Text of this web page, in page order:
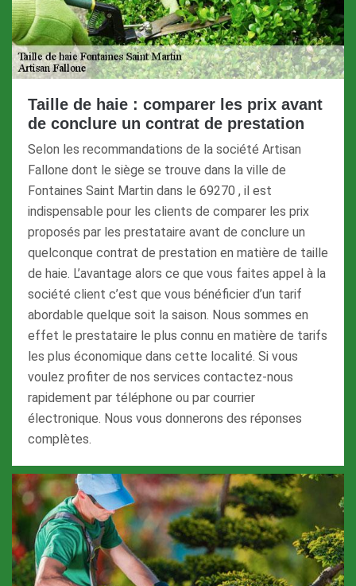
Taille de haie : comparer les prix avant
de conclure un contrat de prestation
Selon les recommandations de la société Artisan
Fallone dont le siège se trouve dans la ville de
Fontaines Saint Martin dans le 69270 , il est
indispensable pour les clients de comparer les prix
proposés par les prestataire avant de conclure un
quelconque contrat de prestation en matière de taille
de haie. L’avantage alors ce que vous faites appel à la
société client c’est que vous bénéficier d’un tarif
abordable quelque soit la saison. Nous sommes en
effet le prestataire le plus connu en matière de tarifs
les plus économique dans cette localité. Si vous
voulez profiter de nos services contactez-nous
rapidement par téléphone ou par courrier
électronique. Nous vous donnerons des réponses
complètes.